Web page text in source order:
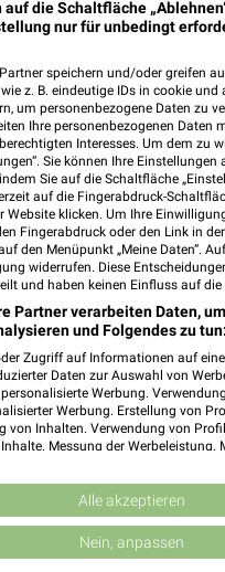
Geschäfte mit
Orte
Kik Angebote in Idstein Mitte
Idstein Mitte, Deutschland
439,13 km
Kik Angebote in Schmitten
Schmitten Niederreifenberg,
428,07 km
Kik Angebote in Aarbergen
auf die Schaltfläche
nur für unbedingt
speichern und/oder greifen
z. B. eindeutige IDs in cookie und
um personenbezogene Daten zu
Ihre personenbezogenen Daten
Interesses. Um dem zu
Sie können Ihre Einstellungen
Sie auf die Schaltfläche
auf die Fingerabdruck-
Website klicken. Um Ihre
Fingerabdruck oder den Link in
den Menüpunkt „Meine Daten“.
widerrufen. Diese
und haben keinen Einfluss auf die
Partner verarbeiten Daten,
und Folgendes zu tun:
Zugriff auf Informationen auf
Daten zur Auswahl von
Werbung.
Werbung. Erstellung von
von Inhalten. Verwendung von
Messung der Werbeleistung.
Daten aus verschiedenen
Angebote. Verwendung reduzierter
der Europäischen Union
Alle akzeptieren
Nein, anpassen